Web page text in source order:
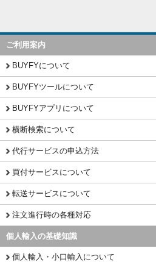
ご利用案内
BUYFYについて
BUYFYツールについて
BUYFYアプリについて
横断検索について
代行サービスの申込方法
買付サービスについて
転送サービスについて
注文進行時の各種対応
個人輸入の基礎知識
個人輸入・小口輸入について